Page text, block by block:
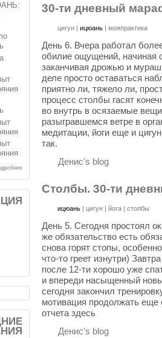
30-ти дневный
цигун |ицюань |мояпрактика
День 6. Вчера работал
обилие ощущений, начиная
заканчивая дрожью и
деле просто оставаться
приятно ли, тяжело ли,
процесс столбы гасят
во внутрь в осязаемые
разыгравшемся ветре в
медитации, йоги еще и
так.
Денис's blog
Столбы. 30-ти
ицюань |цигун |йога |столбы
День 5. Сегодня простоял
же обязательство есть
снова горят стопы,
что-то греет изнутри)
после 12-ти хорошо уже
и впереди насыщенный
сегодня закончил
мотивация продолжать еще
отчета здесь
Денис's blog